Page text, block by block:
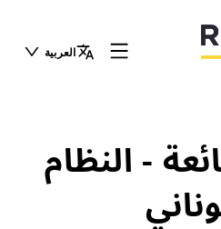
العربية
- النظام